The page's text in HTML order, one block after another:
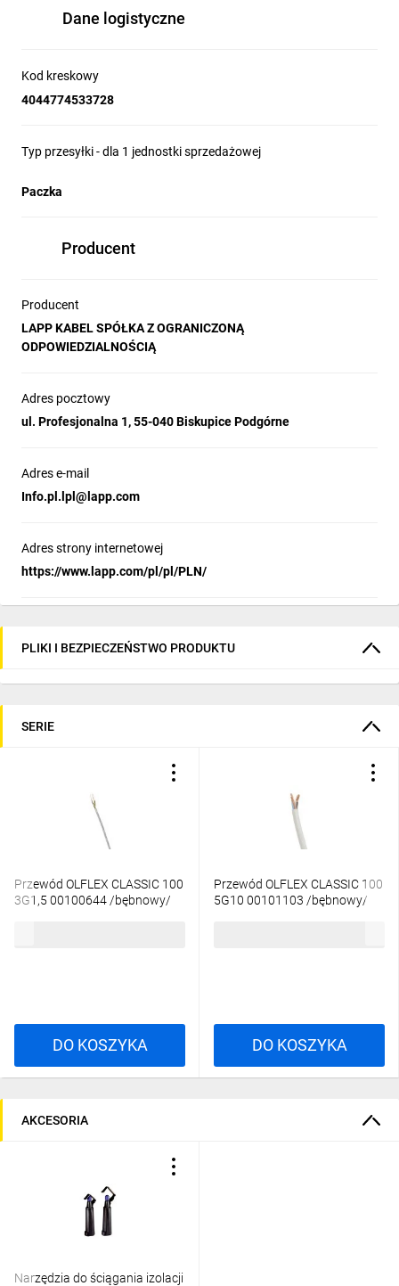
Dane logistyczne
Kod kreskowy
4044774533728
Typ przesyłki - dla 1 jednostki sprzedażowej
Paczka
Producent
Producent
LAPP KABEL SPÓŁKA Z OGRANICZONĄ
ODPOWIEDZIALNOŚCIĄ
Adres pocztowy
ul. Profesjonalna 1, 55-040 Biskupice Podgórne
Adres e-mail
Info.pl.lpl@lapp.com
Adres strony internetowej
https://www.lapp.com/pl/pl/PLN/
PLIKI I BEZPIECZEŃSTWO PRODUKTU
SERIE
Przewód OLFLEX CLASSIC 100
3G1,5 00100644 /bębnowy/
DO KOSZYKA
Przewód OLFLEX CLASSIC 100
5G10 00101103 /bębnowy/
DO KOSZYKA
AKCESORIA
Narzędzia do ściągania izolacji